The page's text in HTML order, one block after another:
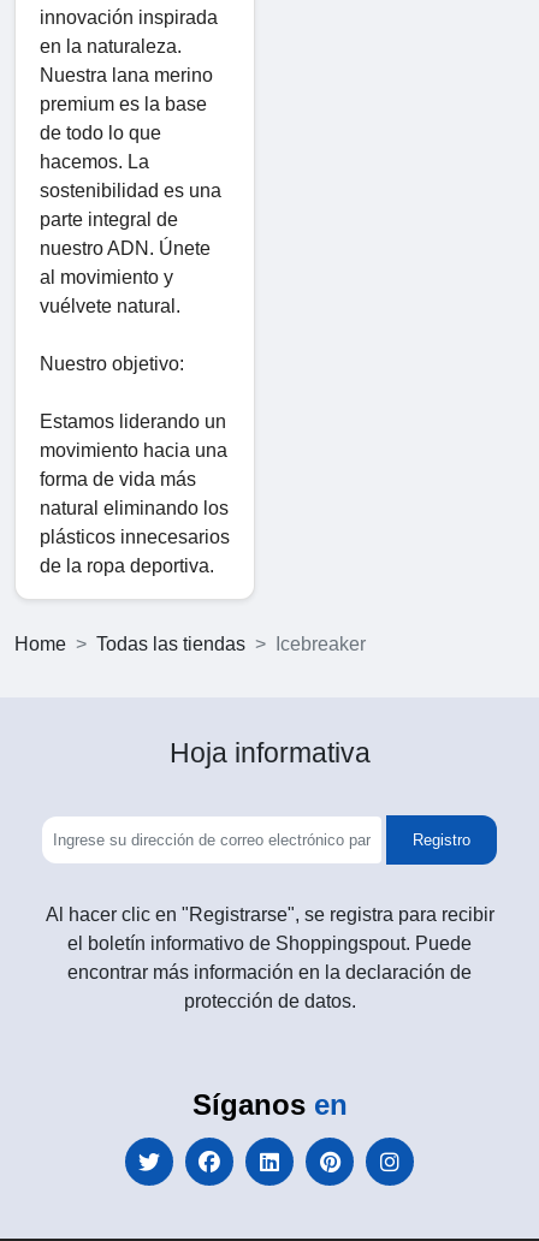
innovación inspirada
en la naturaleza.
Nuestra lana merino
premium es la base
de todo lo que
hacemos. La
sostenibilidad es una
parte integral de
nuestro ADN. Únete
al movimiento y
vuélvete natural.
Nuestro objetivo:
Estamos liderando un
movimiento hacia una
forma de vida más
natural eliminando los
plásticos innecesarios
de la ropa deportiva.
Home Todas las tiendas Icebreaker
Hoja informativa
Registro
Al hacer clic en "Registrarse", se registra para recibir
el boletín informativo de Shoppingspout. Puede
encontrar más información en la declaración de
protección de datos.
Síganos en